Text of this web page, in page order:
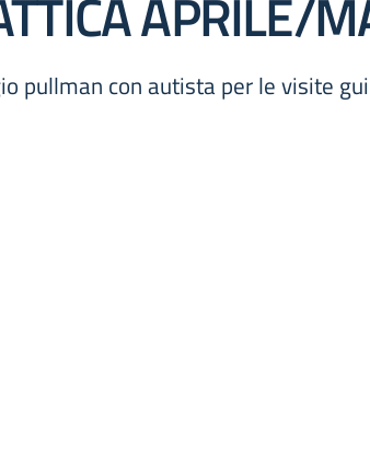
APRILE/
pullman con autista per le visite